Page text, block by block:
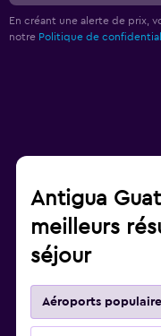
En créant une alerte de prix,
notre Politique de
Antigua
meilleurs
séjour
Aéroports